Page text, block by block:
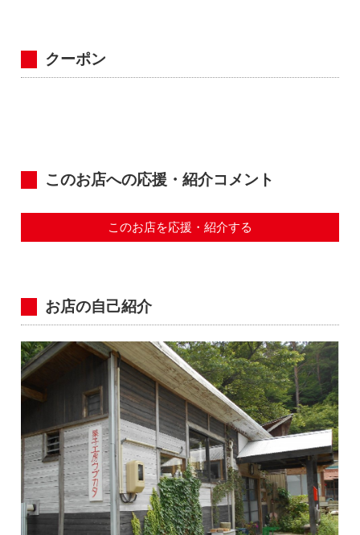
クーポン
このお店への応援・紹介コメント
このお店を応援・紹介する
お店の自己紹介